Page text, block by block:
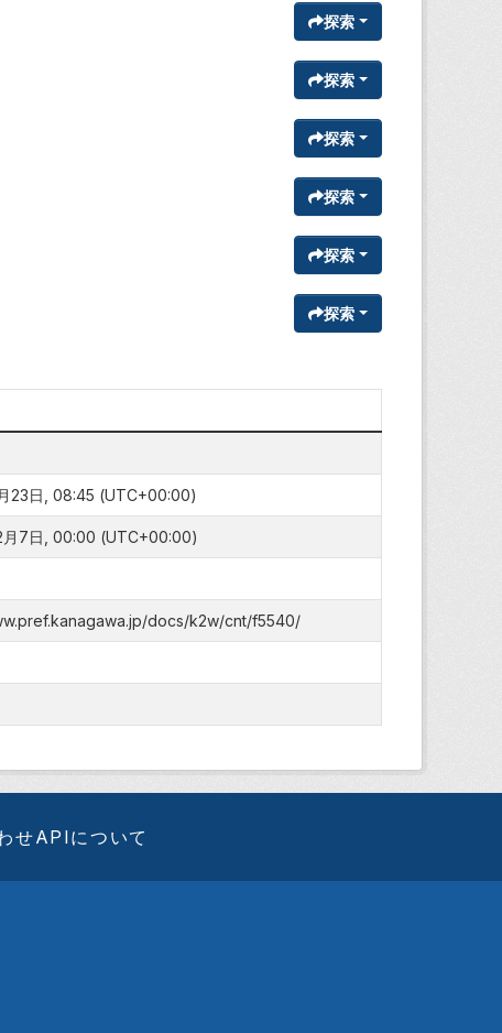
探索
探索
探索
探索
探索
探索
23日, 08:45 (UTC+00:00)
月7日, 00:00 (UTC+00:00)
docs/k2w/cnt/f5540/
せAPIについて